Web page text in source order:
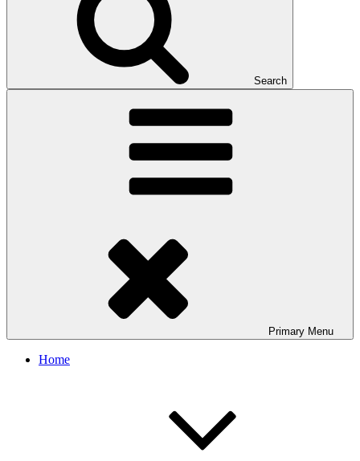
Search
Primary Menu
Home